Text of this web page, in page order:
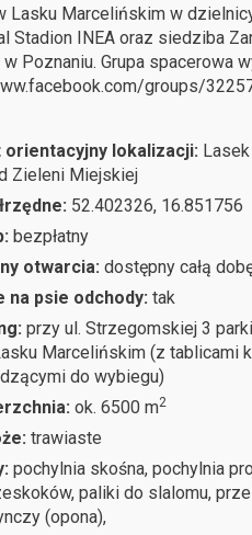
Lasku Marcelińskim w
Stadion INEA oraz siedziba
Poznaniu. Grupa spacerowa
groups/
orientacyjny lokalizacji:
Zieleni Miejskiej
52.402326, 16.851756
bezpłatny
otwarcia:dostępny całą
na psie odchody:tak
przy ul. Strzegomskiej 3
Marcelińskim (z tablicami
do wybiegu)
ok. 6500 m2
trawiaste
pochylnia skośna, pochylnia
paliki do slalomu,
(opona),